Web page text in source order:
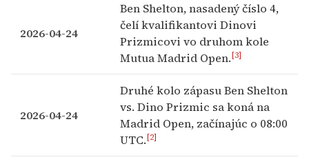
2026-04-24
Ben Shelton, nasadený číslo 4,
čelí kvalifikantovi Dinovi
Prizmicovi vo druhom kole
Mutua Madrid Open.[3]
2026-04-24
Druhé kolo zápasu Ben Shelton
vs. Dino Prizmic sa koná na
Madrid Open, začínajúc o 08:00
UTC.[2]